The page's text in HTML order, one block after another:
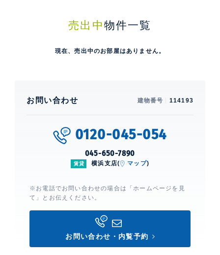
売出中 物件一覧
現在、売出中のお部屋はありません。
お問い合わせ 建物番号 114193
0120-045-054
045-650-7890
賃貸 横浜支店( マップ)
※お電話でお問い合わせの場合は「ホームページを見
て」とお伝えください。
お問い合わせ・内覧予約